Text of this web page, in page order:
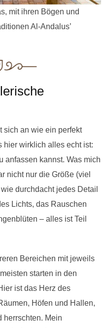
mit ihren Bögen und
Al-Andalus’
sich an wie ein perfekt
hier wirklich alles echt ist:
anfassen kannst. Was mich
nicht nur die Größe (viel
durchdacht jedes Detail
Lichts, das Rauschen
– alles ist Teil
Bereichen mit jeweils
starten in den
ist das Herz des
Höfen und Hallen,
herrschten. Mein